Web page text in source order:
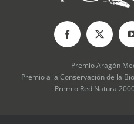
Premio Aragón
Premio a la Conservación de la
Premio Red Natura